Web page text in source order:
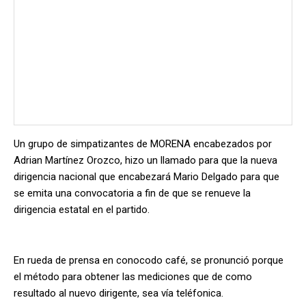
Un grupo de simpatizantes de MORENA encabezados por
Adrian Martínez Orozco, hizo un llamado para que la nueva
dirigencia nacional que encabezará Mario Delgado para que
se emita una convocatoria a fin de que se renueve la
dirigencia estatal en el partido.
En rueda de prensa en conocodo café, se pronunció porque
el método para obtener las mediciones que de como
resultado al nuevo dirigente, sea vía teléfonica.